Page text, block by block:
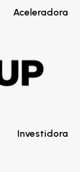
Aceleradora
Investidora